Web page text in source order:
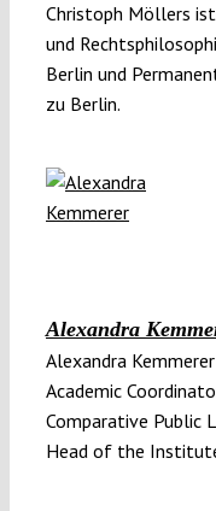
Christoph Möllers
und
Berlin und
zu Berlin.
Alexandra
Alexandra
Academic
Comparative Public
Head of the